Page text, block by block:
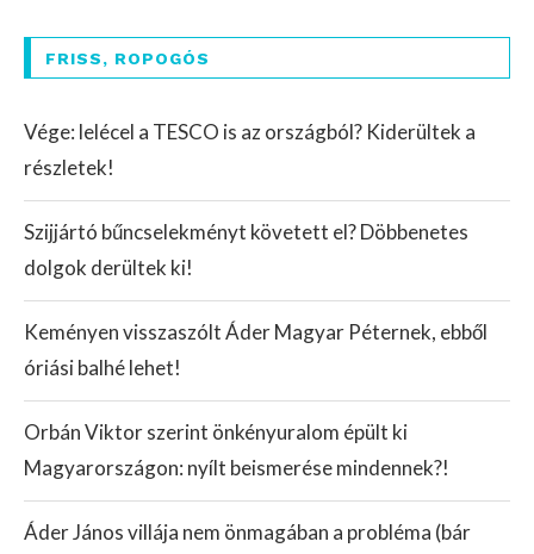
FRISS, ROPOGÓS
Vége: lelécel a TESCO is az országból? Kiderültek a
részletek!
Szijjártó bűncselekményt követett el? Döbbenetes
dolgok derültek ki!
Keményen visszaszólt Áder Magyar Péternek, ebből
óriási balhé lehet!
Orbán Viktor szerint önkényuralom épült ki
Magyarországon: nyílt beismerése mindennek?!
Áder János villája nem önmagában a probléma (bár